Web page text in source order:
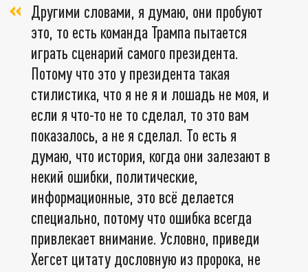
Другими словами, я думаю, они пробуют
это, то есть команда Трампа пытается
играть сценарий самого президента.
Потому что это у президента такая
стилистика, что я не я и лошадь не моя, и
если я что-то не то сделал, то это вам
показалось, а не я сделал. То есть я
думаю, что история, когда они залезают в
некий ошибки, политические,
информационные, это всё делается
специально, потому что ошибка всегда
привлекает внимание. Условно, приведи
Хегсет цитату дословную из пророка, не